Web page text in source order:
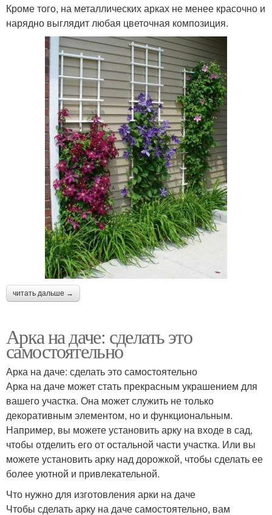
Кроме того, на металлических арках не менее красочно и
нарядно выглядит любая цветочная композиция.
читать дальше →
Арка на даче: сделать это
самостоятельно
Арка на даче: сделать это самостоятельно
Арка на даче может стать прекрасным украшением для
вашего участка. Она может служить не только
декоративным элементом, но и функциональным.
Например, вы можете установить арку на входе в сад,
чтобы отделить его от остальной части участка. Или вы
можете установить арку над дорожкой, чтобы сделать ее
более уютной и привлекательной.
Что нужно для изготовления арки на даче
Чтобы сделать арку на даче самостоятельно, вам